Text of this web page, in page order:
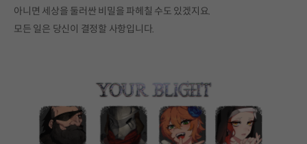
아니면 세상을 둘러싼 비밀을 파헤칠 수도 있겠지요.
모든 일은 당신이 결정할 사항입니다.